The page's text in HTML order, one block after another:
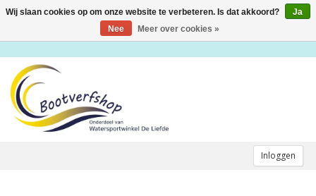
Inloggen
Toggle
Wij slaan cookies op om onze website te verbeteren. Is dat akkoord?
Ja
Nee
Meer over cookies »